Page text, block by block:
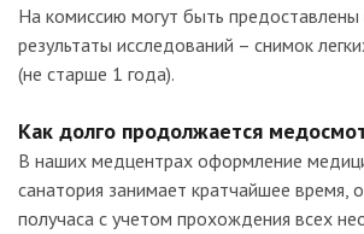
На комиссию могут быть
результаты исследований – снимок
(не старше 1 года).
Как долго продолжается
В наших медцентрах оформление
санатория занимает кратчайшее время,
получаса с учетом прохождения всех